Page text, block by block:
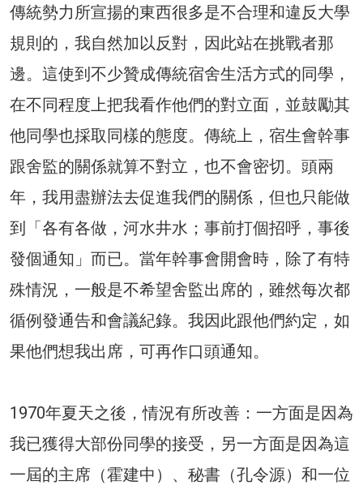
傳統勢力所宣揚的東西很多是不合理和違反大學
規則的，我自然加以反對，因此站在挑戰者那
邊。這使到不少贊成傳統宿舍生活方式的同學，
在不同程度上把我看作他們的對立面，並鼓勵其
他同學也採取同樣的態度。傳統上，宿生會幹事
跟舍監的關係就算不對立，也不會密切。頭兩
年，我用盡辦法去促進我們的關係，但也只能做
到「各有各做，河水井水；事前打個招呼，事後
發個通知」而已。當年幹事會開會時，除了有特
殊情況，一般是不希望舍監出席的，雖然每次都
循例發通告和會議紀錄。我因此跟他們約定，如
果他們想我出席，可再作口頭通知。
1970年夏天之後，情況有所改善：一方面是因為
我已獲得大部份同學的接受，另一方面是因為這
一屆的主席（霍建中）、秘書（孔令源）和一位